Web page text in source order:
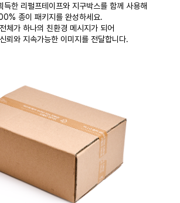
득한 리펄프테이프와 지구박스를 함께 사용해
종이 패키지를 완성하세요.
체가 하나의 친환경 메시지가 되어
뢰와 지속가능한 이미지를 전달합니다.